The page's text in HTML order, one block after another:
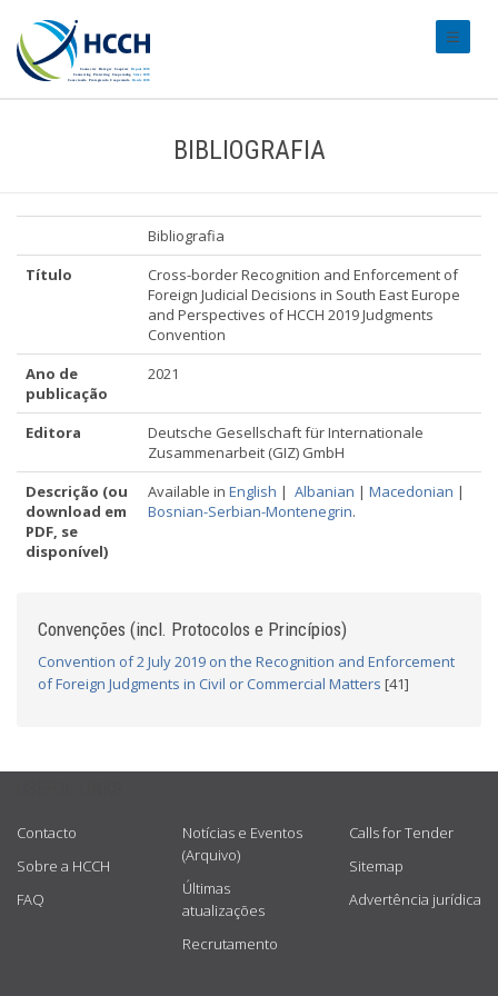
BIBLIOGRAFIA
Bibliografia
Título
Cross-border Recognition and Enforcement of
Foreign Judicial Decisions in South East Europe
and Perspectives of HCCH 2019 Judgments
Convention
Ano de
publicação
2021
Editora
Deutsche Gesellschaft für Internationale
Zusammenarbeit (GIZ) GmbH
Descrição (ou
download em
PDF, se
disponível)
Available in English | Albanian | Macedonian |
Bosnian-Serbian-Montenegrin.
Convenções (incl. Protocolos e Princípios)
Convention of 2 July 2019 on the Recognition and Enforcement
of Foreign Judgments in Civil or Commercial Matters [41]
Contacto
Sobre a HCCH
FAQ
Notícias e Eventos
(Arquivo)
Últimas
atualizações
Recrutamento
Calls for Tender
Sitemap
Advertência jurídica